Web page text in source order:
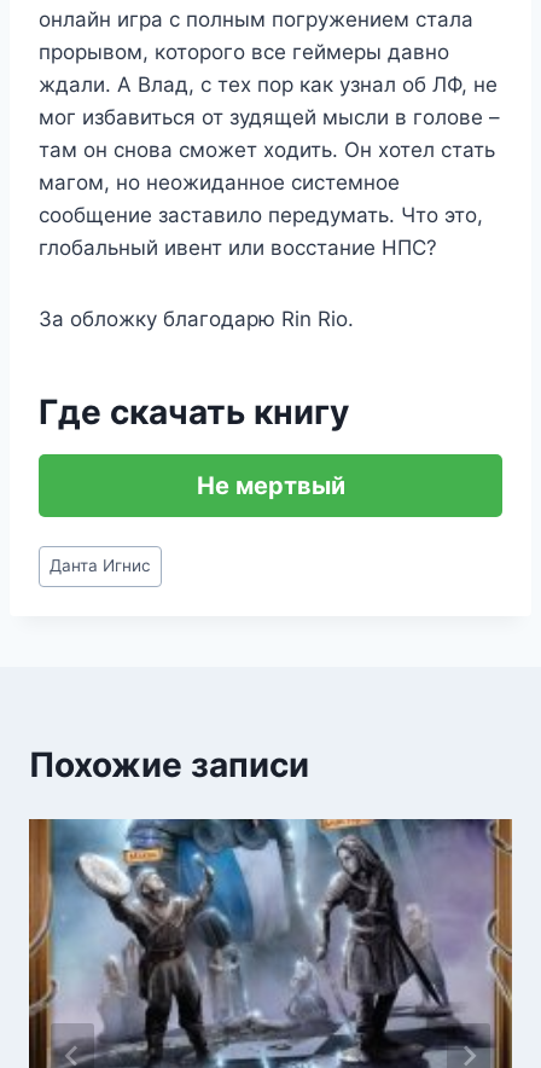
онлайн игра с полным погружением стала
прорывом, которого все геймеры давно
ждали. А Влад, с тех пор как узнал об ЛФ, не
мог избавиться от зудящей мысли в голове –
там он снова сможет ходить. Он хотел стать
магом, но неожиданное системное
сообщение заставило передумать. Что это,
глобальный ивент или восстание НПС?
За обложку благодарю Rin Rio.
Где скачать книгу
Не мертвый
Метки
записи:
Данта Игнис
Похожие записи